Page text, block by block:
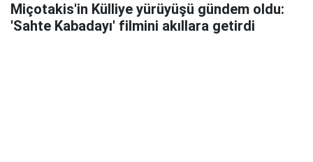
Miçotakis'in Külliye yürüyüşü gündem oldu:
'Sahte Kabadayı' filmini akıllara getirdi